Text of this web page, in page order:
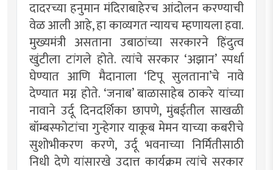
दादरच्या हनुमान मंदिराबाहेरच आंदोलन करण्याची
वेळ आली आहे, हा काव्यगत न्यायच म्हणायला हवा.
मुख्यमंत्री असताना उबाठांच्या सरकारने हिंदुत्व
खुंटीला टांगले होते. त्यांचे सरकार ‘अझान’ स्पर्धा
घेण्यात आणि मैदानाला ‘टिपू सुलताना’चे नावे
देण्यात मग्न होते. ‘जनाब’ बाळासाहेब ठाकरे यांच्या
नावाने उर्दू दिनदर्शिका छापणे, मुंबईतील साखळी
बॉम्बस्फोटांचा गुन्हेगार याकूब मेमन याच्या कबरीचे
सुशोभीकरण करणे, उर्दू भवनाच्या निर्मितीसाठी
निधी देणे यांसारखे उदात्त कार्यक्रम त्यांचे सरकार